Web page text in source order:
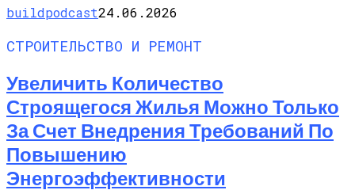
buildpodcast24.06.2026
СТРОИТЕЛЬСТВО И РЕМОНТ
Увеличить Количество
Строящегося Жилья Можно Только
За Счет Внедрения Требований По
Повышению
Энергоэффективности